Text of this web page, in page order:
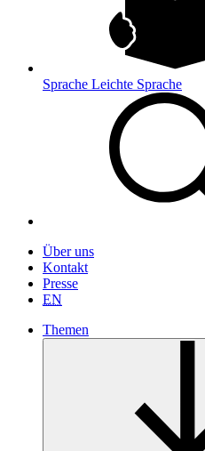
Sprache Leichte Sprache
Über uns
Kontakt
Presse
EN
Themen